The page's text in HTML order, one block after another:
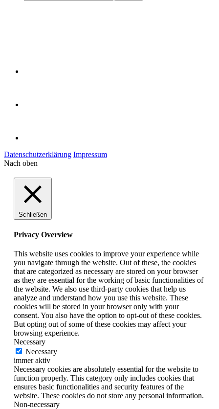
Datenschutzerklärung Impressum
Nach oben
Schließen
Privacy Overview
This website uses cookies to improve your experience while
you navigate through the website. Out of these, the cookies
that are categorized as necessary are stored on your browser
as they are essential for the working of basic functionalities of
the website. We also use third-party cookies that help us
analyze and understand how you use this website. These
cookies will be stored in your browser only with your
consent. You also have the option to opt-out of these cookies.
But opting out of some of these cookies may affect your
browsing experience.
Necessary
Necessary
immer aktiv
Necessary cookies are absolutely essential for the website to
function properly. This category only includes cookies that
ensures basic functionalities and security features of the
website. These cookies do not store any personal information.
Non-necessary